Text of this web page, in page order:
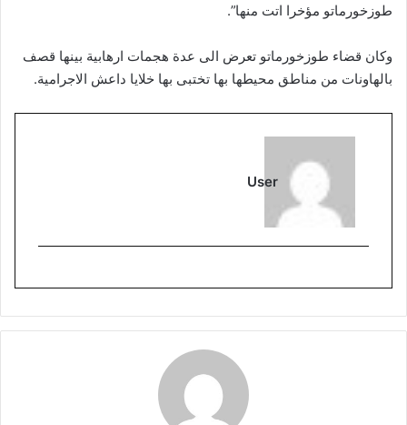
طوزخورماتو مؤخرا اتت منها”.
وكان قضاء طوزخورماتو تعرض الى عدة هجمات ارهابية بينها قصف
بالهاونات من مناطق محيطها بها تختبى بها خلايا داعش الاجرامية.
User